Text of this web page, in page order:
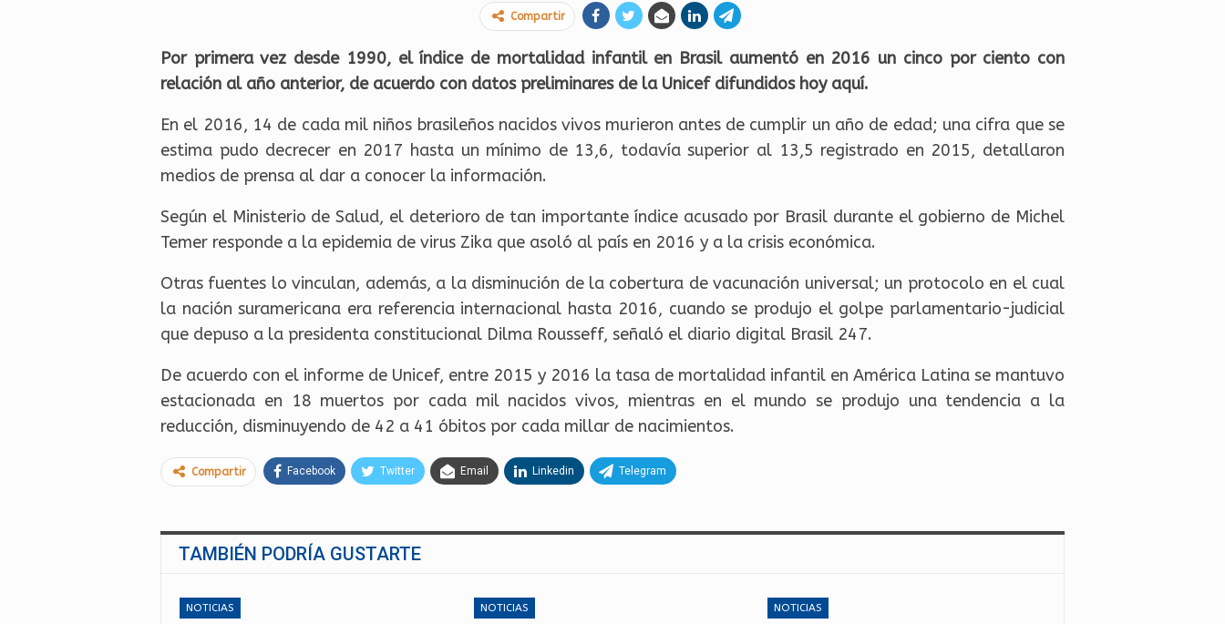
Compartir
Por primera vez desde 1990, el índice de mortalidad infantil en Brasil aumentó en 2016 un cinco por ciento con
relación al año anterior, de acuerdo con datos preliminares de la Unicef difundidos hoy aquí.
En el 2016, 14 de cada mil niños brasileños nacidos vivos murieron antes de cumplir un año de edad; una cifra que se
estima pudo decrecer en 2017 hasta un mínimo de 13,6, todavía superior al 13,5 registrado en 2015, detallaron
medios de prensa al dar a conocer la información.
Según el Ministerio de Salud, el deterioro de tan importante índice acusado por Brasil durante el gobierno de Michel
Temer responde a la epidemia de virus Zika que asoló al país en 2016 y a la crisis económica.
Otras fuentes lo vinculan, además, a la disminución de la cobertura de vacunación universal; un protocolo en el cual
la nación suramericana era referencia internacional hasta 2016, cuando se produjo el golpe parlamentario-judicial
que depuso a la presidenta constitucional Dilma Rousseff, señaló el diario digital Brasil 247.
De acuerdo con el informe de Unicef, entre 2015 y 2016 la tasa de mortalidad infantil en América Latina se mantuvo
estacionada en 18 muertos por cada mil nacidos vivos, mientras en el mundo se produjo una tendencia a la
reducción, disminuyendo de 42 a 41 óbitos por cada millar de nacimientos.
Compartir Facebook Twitter Email Linkedin Telegram
TAMBIÉN PODRÍA GUSTARTE
NOTICIAS NOTICIAS NOTICIAS